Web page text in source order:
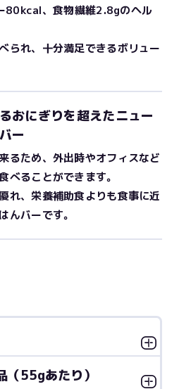
80kcal、食物繊維2.8gのヘル
られ、十分満足できるボリュー
おにぎりを超えたニュー
ー
るため、外出時やオフィスなど
べることができます。
れ、栄養補助食よりも食事に近
んバーです。
（55gあたり）